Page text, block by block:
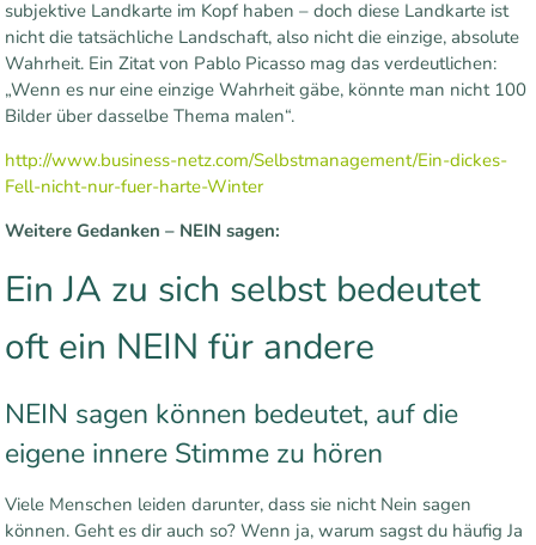
subjektive Landkarte im Kopf haben – doch diese Landkarte ist
nicht die tatsächliche Landschaft, also nicht die einzige, absolute
Wahrheit. Ein Zitat von Pablo Picasso mag das verdeutlichen:
„Wenn es nur eine einzige Wahrheit gäbe, könnte man nicht 100
Bilder über dasselbe Thema malen“.
http://www.business-netz.com/Selbstmanagement/Ein-dickes-
Fell-nicht-nur-fuer-harte-Winter
Weitere Gedanken – NEIN sagen:
Ein JA zu sich selbst bedeutet
oft ein NEIN für andere
NEIN sagen können bedeutet, auf die
eigene innere Stimme zu hören
Viele Menschen leiden darunter, dass sie nicht Nein sagen
können. Geht es dir auch so? Wenn ja, warum sagst du häufig Ja